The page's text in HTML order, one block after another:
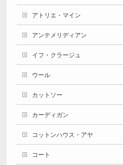
アトリエ・マイン
アンテメリディアン
イフ・クラージュ
ウール
カットソー
カーディガン
コットンハウス・アヤ
コート